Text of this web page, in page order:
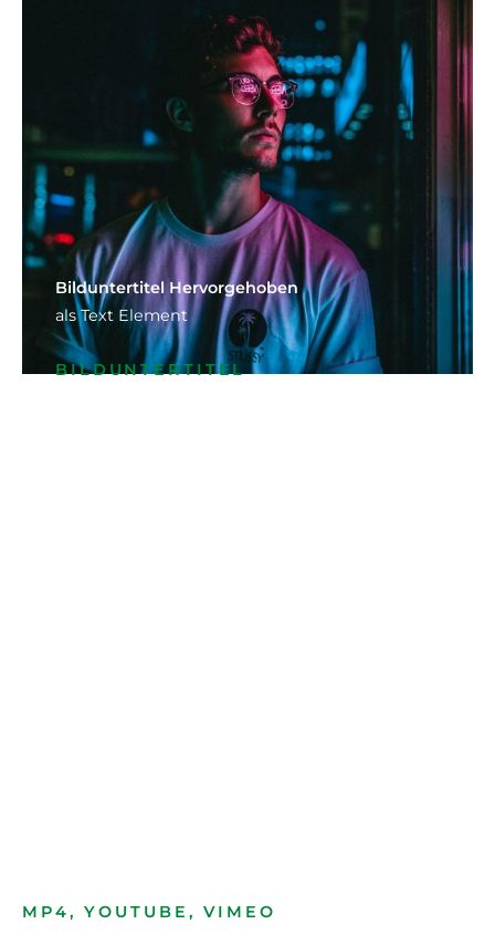
Bild­unter­titel Hervorgehoben
als Text Element
BILDUNTERTITEL
MP4, YOUTUBE, VIMEO